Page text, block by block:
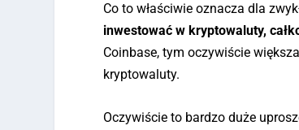
Co to właściwie oznacza dla
inwestować w kryptowaluty,
Coinbase, tym oczywiście
kryptowaluty.
Oczywiście to bardzo duże